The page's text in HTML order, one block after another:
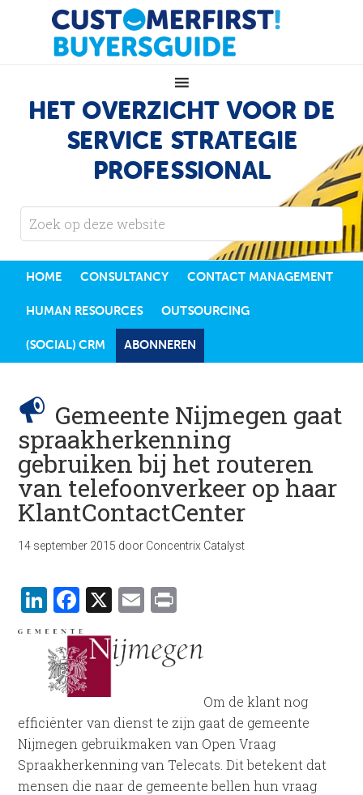
HET OVERZICHT VOOR DE
SERVICE STRATEGIE
PROFESSIONAL
HOME CONSULTANCY CONTACT MANAGEMENT
HUMAN RESOURCES OUTSOURCING
(SOCIAL) CRM ABONNEREN
Gemeente Nijmegen gaat
spraakherkenning
gebruiken bij het routeren
van telefoonverkeer op haar
KlantContactCenter
14 september 2015 door Concentrix Catalyst
LinkedIn
Facebook
X Email
Om de klant nog
efficiënter van dienst te zijn gaat de gemeente
Nijmegen gebruikmaken van Open Vraag
Spraakherkenning van Telecats. Dit betekent dat
mensen die naar de gemeente bellen hun vraag